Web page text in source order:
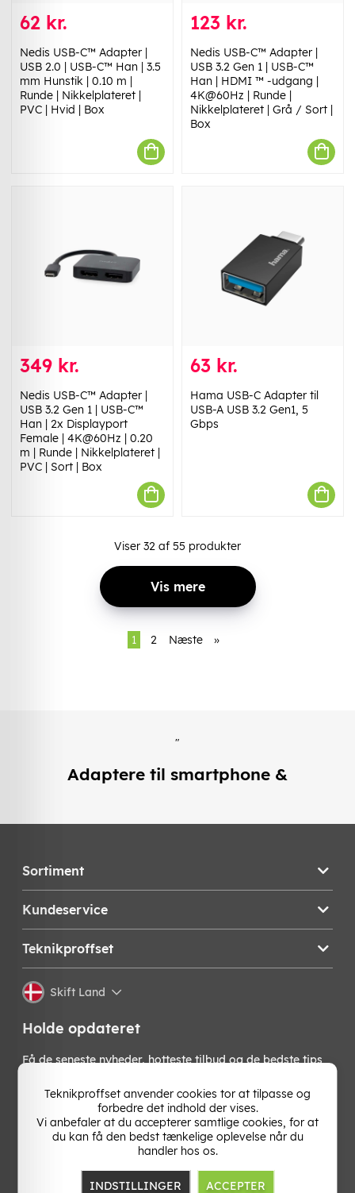
62 kr.
Nedis USB-C™ Adapter |
USB 2.0 | USB-C™ Han | 3.5
mm Hunstik | 0.10 m |
Runde | Nikkelplateret |
PVC | Hvid | Box
123 kr.
Nedis USB-C™ Adapter |
USB 3.2 Gen 1 | USB-C™
Han | HDMI ™ -udgang |
4K@60Hz | Runde |
Nikkelplateret | Grå / Sort |
Box
349 kr.
Nedis USB-C™ Adapter |
USB 3.2 Gen 1 | USB-C™
Han | 2x Displayport
Female | 4K@60Hz | 0.20
m | Runde | Nikkelplateret |
PVC | Sort | Box
63 kr.
Hama USB-C Adapter til
USB-A USB 3.2 Gen1, 5
Gbps
Viser 32 af 55 produkter
Vis mere
1 2 Næste »
"
Adaptere til smartphone &
Sortiment
Kundeservice
Teknikproffset
Skift Land
Holde opdateret
Få de seneste nyheder, hotteste tilbud og de bedste tips
nyhedsbrev!
OK
Teknikproffset anvender cookies tor at tilpasse og
forbedre det indhold der vises.
Vi anbefaler at du accepterer samtlige cookies, for at
du kan få den bedst tænkelige oplevelse når du
handler hos os.
INDSTILLINGER ACCEPTER